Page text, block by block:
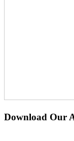
Download Our